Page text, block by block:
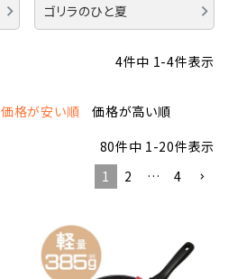
ゴリラのひと夏
4件中 1-4件表示
価格が安い順
価格が高い順
80件中 1-20件表示
1
2 … 4